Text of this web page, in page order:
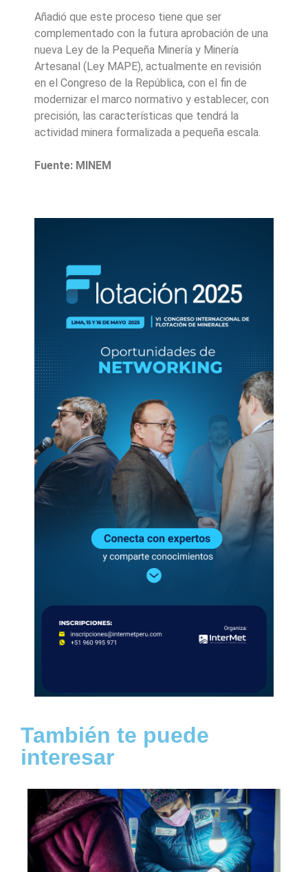
Añadió que este proceso tiene que ser
complementado con la futura aprobación de una
nueva Ley de la Pequeña Minería y Minería
Artesanal (Ley MAPE), actualmente en revisión
en el Congreso de la República, con el fin de
modernizar el marco normativo y establecer, con
precisión, las características que tendrá la
actividad minera formalizada a pequeña escala.
Fuente: MINEM
También te puede
interesar